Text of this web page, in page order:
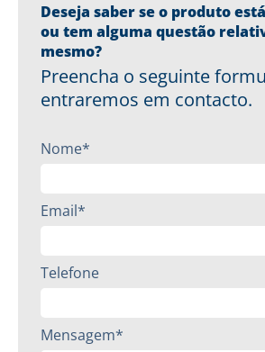
Deseja saber se o produto
ou tem alguma questão
mesmo?
Preencha o seguinte
entraremos em contacto.
Nome*
Email*
Telefone
Mensagem*